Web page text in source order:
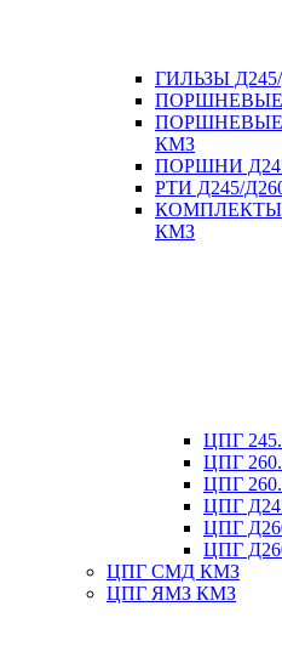
ГИЛЬЗЫ
ПОРШНЕВЫЕ
ПОРШНЕВЫЕ
КМЗ
ПОРШНИ
РТИ Д245/
КМЗ
ЦПГ
ЦПГ
ЦПГ
ЦПГ
ЦПГ
ЦПГ
ЦПГ СМД КМЗ
ЦПГ ЯМЗ КМЗ